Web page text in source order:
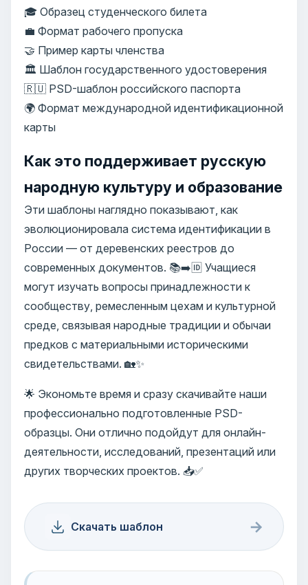
🎓 Образец студенческого билета
💼 Формат рабочего пропуска
🤝 Пример карты членства
🏛️ Шаблон государственного удостоверения
🇷🇺 PSD-шаблон российского паспорта
🌍 Формат международной идентификационной
карты
Как это поддерживает русскую
народную культуру и образование
Эти шаблоны наглядно показывают, как
эволюционировала система идентификации в
России — от деревенских реестров до
современных документов. 📚➡️🆔 Учащиеся
могут изучать вопросы принадлежности к
сообществу, ремесленным цехам и культурной
среде, связывая народные традиции и обычаи
предков с материальными историческими
свидетельствами. 🏡✨
🌟 Экономьте время и сразу скачивайте наши
профессионально подготовленные PSD-
образцы. Они отлично подойдут для онлайн-
деятельности, исследований, презентаций или
других творческих проектов. 📥✅
Скачать шаблон →